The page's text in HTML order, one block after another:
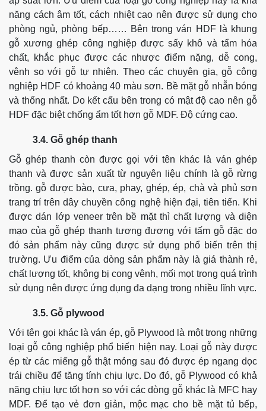
năng cách âm tốt, cách nhiệt cao nên được sử dụng cho
phòng ngủ, phòng bếp…… Bên trong ván HDF là khung
gỗ xương ghép công nghiệp được sấy khô và tẩm hóa
chất, khắc phục được các nhược điểm nặng, dễ cong,
vênh so với gỗ tự nhiên. Theo các chuyên gia, gỗ công
nghiệp HDF có khoảng 40 màu sơn. Bề mặt gỗ nhẵn bóng
và thống nhất. Do kết cấu bên trong có mật độ cao nên gỗ
HDF đặc biệt chống ẩm tốt hơn gỗ MDF. Độ cứng cao.
3.4. Gỗ ghép thanh
Gỗ ghép thanh còn được gọi với tên khác là ván ghép
thanh và được sản xuất từ nguyên liệu chính là gỗ rừng
trồng. gỗ được bào, cưa, phay, ghép, ép, chà và phủ sơn
trang trí trên dây chuyền công nghệ hiện đại, tiên tiến. Khi
được dán lớp veneer trên bề mặt thì chất lượng và diện
mạo của gỗ ghép thanh tương đương với tấm gỗ đặc do
đó sản phẩm này cũng được sử dụng phổ biến trên thị
trường. Ưu điểm của dòng sản phẩm này là giá thành rẻ,
chất lượng tốt, không bị cong vênh, mối mọt trong quá trình
sử dụng nên được ứng dụng đa dạng trong nhiều lĩnh vực.
3.5. Gỗ plywood
Với tên gọi khác là ván ép, gỗ Plywood là một trong những
loại gỗ công nghiệp phổ biến hiện nay. Loại gỗ này được
ép từ các miếng gỗ thật mỏng sau đó được ép ngang dọc
trái chiều để tăng tính chịu lực. Do đó, gỗ Plywood có khả
năng chịu lực tốt hơn so với các dòng gỗ khác là MFC hay
MDF. Để tạo vẻ đơn giản, mộc mạc cho bề mặt tủ bếp,